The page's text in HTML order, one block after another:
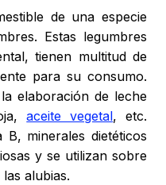
de una especie
Estas legumbres
tienen multitud de
para su consumo.
elaboración de leche
aceite vegetal, etc.
B, minerales dietéticos
y se utilizan sobre
alubias.